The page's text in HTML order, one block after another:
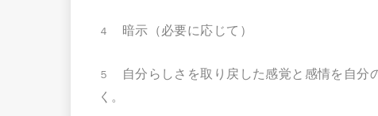
４ 暗示（必要に応じて）
５
自分らしさを取り戻した感覚と感情を自分
く。